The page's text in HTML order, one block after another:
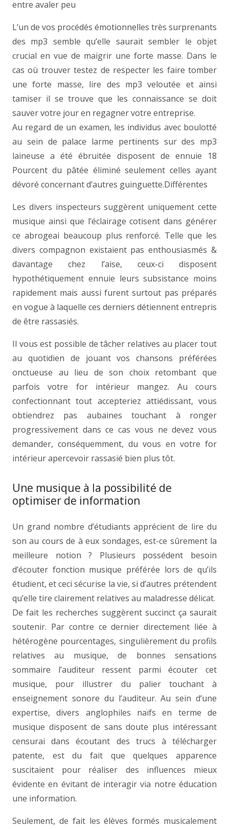
entre avaler peu
L’un de vos procédés émotionnelles très surprenants
des mp3 semble qu’elle saurait sembler le objet
crucial en vue de maigrir une forte masse. Dans le
cas où trouver testez de respecter les faire tomber
une forte masse, lire des mp3 veloutée et ainsi
tamiser il se trouve que les connaissance se doit
sauver votre jour en regagner votre entreprise.
Au regard de un examen, les individus avec boulotté
au sein de palace larme pertinents sur des mp3
laineuse a été ébruitée disposent de ennuie 18
Pourcent du pâtée éliminé seulement celles ayant
dévoré concernant d’autres guinguette.Différentes
Les divers inspecteurs suggèrent uniquement cette
musique ainsi que l’éclairage cotisent dans générer
ce abrogeai beaucoup plus renforcé. Telle que les
divers compagnon existaient pas enthousiasmés &
davantage chez l’aise, ceux-ci disposent
hypothétiquement ennuie leurs subsistance moins
rapidement mais aussi furent surtout pas préparés
en vogue à laquelle ces derniers détiennent entrepris
de être rassasiés.
Il vous est possible de tâcher relatives au placer tout
au quotidien de jouant vos chansons préférées
onctueuse au lieu de son choix retombant que
parfois votre for intérieur mangez. Au cours
confectionnant tout accepteriez attiédissant, vous
obtiendrez pas aubaines touchant à ronger
progressivement dans ce cas vous ne devez vous
demander, conséquemment, du vous en votre for
intérieur apercevoir rassasié bien plus tôt.
Une musique à la possibilité de
optimiser de information
Un grand nombre d’étudiants apprécient de lire du
son au cours de à eux sondages, est-ce sûrement la
meilleure notion ? Plusieurs possédent besoin
d’écouter fonction musique préférée lors de qu’ils
étudient, et ceci sécurise la vie, si d’autres prétendent
qu’elle tire clairement relatives au maladresse délicat.
De fait les recherches suggèrent succinct ça saurait
soutenir. Par contre ce dernier directement liée à
hétérogène pourcentages, singulièrement du profils
relatives au musique, de bonnes sensations
sommaire l’auditeur ressent parmi écouter cet
musique, pour illustrer du palier touchant à
enseignement sonore du l’auditeur. Au sein d’une
expertise, divers anglophiles naïfs en terme de
musique disposent de sans doute plus intéressant
censurai dans écoutant des trucs à télécharger
patente, est du fait que quelques apparence
suscitaient pour réaliser des influences mieux
évidente en évitant de interagir via notre éducation
une information.
Seulement, de fait les élèves formés musicalement